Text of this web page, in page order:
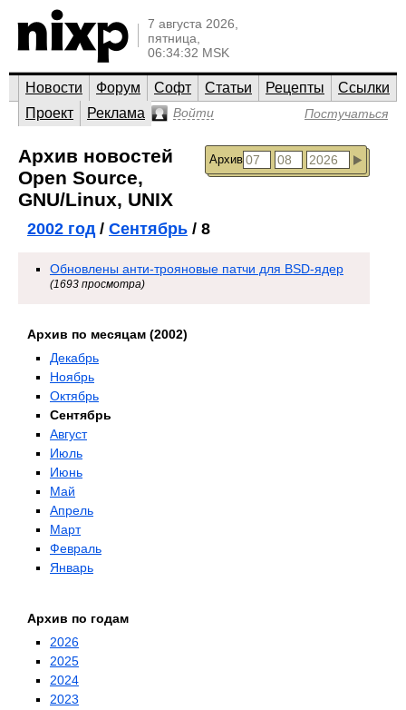
7 августа 2026,
пятница,
06:34:32 MSK
Новости Форум Софт Статьи Рецепты
Ссылки
Проект
Реклама Войти Постучаться
Архив
Архив новостей
Open Source,
GNU/Linux, UNIX
2002 год/ Сентябрь / 8
Обновлены анти-трояновые патчи для BSD-ядер
(1693 просмотра)
Архив по месяцам (2002)
Декабрь
Ноябрь
Октябрь
Сентябрь
Август
Июль
Июнь
Май
Апрель
Март
Февраль
Январь
Архив по годам
2026
2025
2024
2023